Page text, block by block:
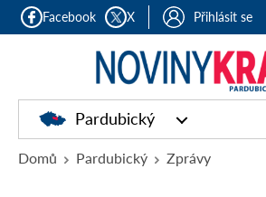
Facebook X Přihlásit se
Pardubický
Domů Pardubický Zprávy